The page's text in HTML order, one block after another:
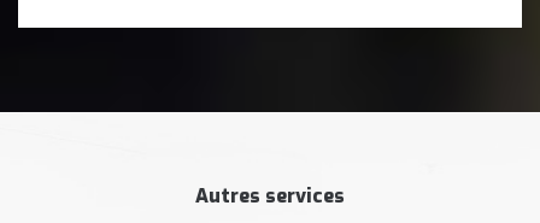
Autres services